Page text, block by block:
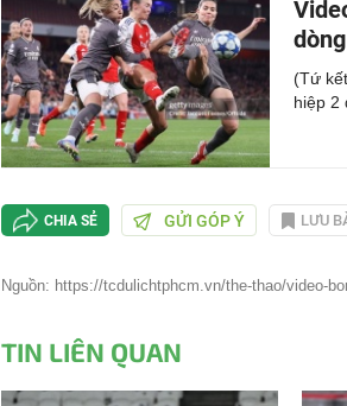
(Tứ
hiệp 2
CHIA SẺ GỬI GÓP Ý LƯU
Nguồn: https://tcdulichtphcm.vn/the-thao/video-
TIN LIÊN QUAN